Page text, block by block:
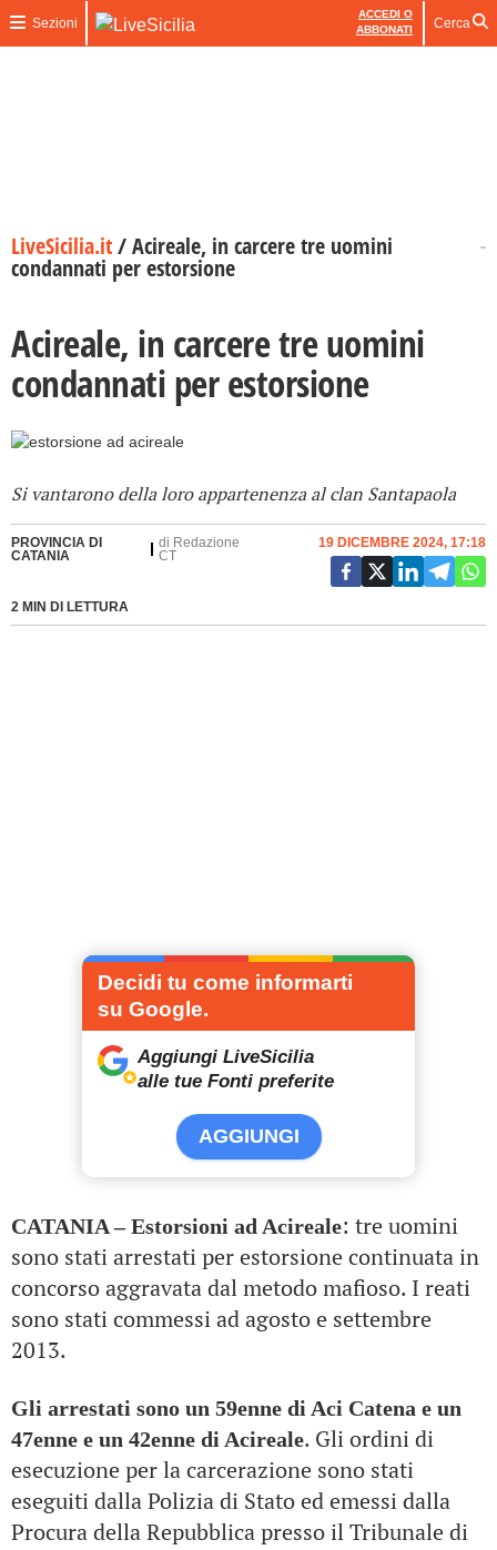
Sezioni
ACCEDI O
ABBONATI
Cerca
LiveSicilia.it/Acireale, in carcere tre uomini
condannati per estorsione
Acireale, in carcere tre uomini
condannati per estorsione
Si vantarono della loro appartenenza al clan Santapaola
PROVINCIA DI
CATANIA
di Redazione
CT
2 MIN DI LETTURA
19 DICEMBRE 2024, 17:18
Decidi tu come informarti
su Google.
Aggiungi LiveSicilia
alle tue Fonti preferite
AGGIUNGI
CATANIA – Estorsioni ad Acireale: tre uomini
sono stati arrestati per estorsione continuata in
concorso aggravata dal metodo mafioso. I reati
sono stati commessi ad agosto e settembre
2013.
Gli arrestati sono un 59enne di Aci Catena e un
47enne e un 42enne di Acireale. Gli ordini di
esecuzione per la carcerazione sono stati
eseguiti dalla Polizia di Stato ed emessi dalla
Procura della Repubblica presso il Tribunale di